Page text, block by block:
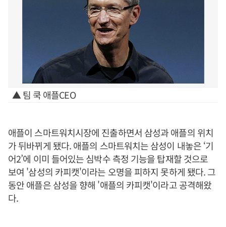
▲ 팀 쿡 애플CEO
애플이 스마트워치시장에 진출하면서 삼성과 애플의 위치
가 뒤바뀌게 됐다. 애플의 스마트워치는 삼성이 내놓은 ‘기
어2’에 이미 들어있는 심박수 측정 기능을 탑재할 것으로
보여 '삼성의 카피캣'이라는 오명을 피하지 못하게 됐다. 그
동안 애플은 삼성을 향해 '애플의 카피캣'이라고 공격해왔
다.